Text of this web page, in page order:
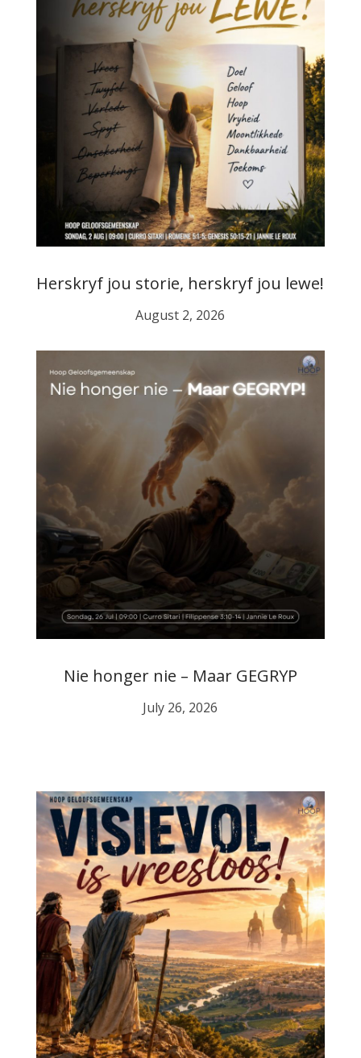
Herskryf jou storie, herskryf jou lewe!
August 2, 2026
Nie honger nie – Maar GEGRYP
July 26, 2026